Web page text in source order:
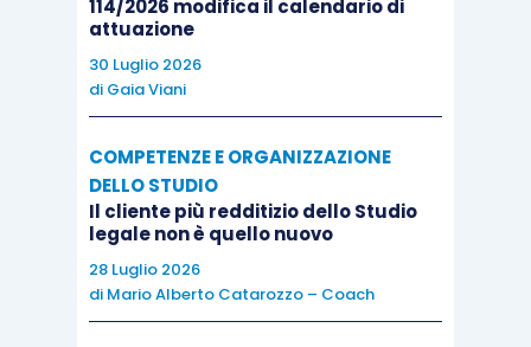
sicché:
il danneggiato è tenuto a dimostrare il
rapporto causale tra la cosa e l’evento
dannoso, secondo il criterio del “più
probabile che non”;
il custode può andare esente da
responsabilità solo provando che il fatto
dannoso è ascrivibile al caso fortuito, che
114/2026 modifica il calendario di
attuazione
30 Luglio 2026
di Gaia Viani
COMPETENZE E ORGANIZZAZIONE
DELLO STUDIO
Il cliente più redditizio dello Studio
legale non è quello nuovo
28 Luglio 2026
di Mario Alberto Catarozzo – Coach